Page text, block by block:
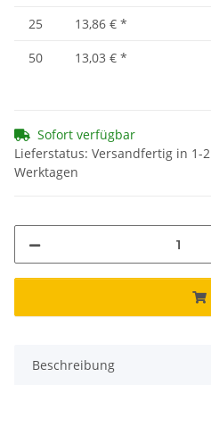
25
13,86 € *
50
13,03 € *
Sofort verfügbar
Lieferstatus: Versandfertig in 1-2
Werktagen
Beschreibung